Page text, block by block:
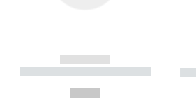
------------
----------- ----------- --------